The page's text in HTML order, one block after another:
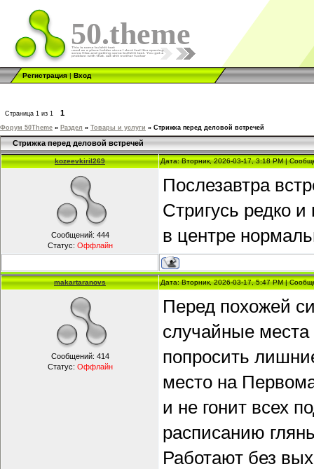
50.theme
Регистрация|Вход
Страница 1 из 1 1
Форум 50Theme » Раздел » Товары и услуги » Стрижка перед деловой встречей
Стрижка перед деловой встречей
kozeevkiril269 Дата: Вторник, 2026-03-17, 3:18 PM |
Сообщений: 444
Статус: Оффлайн
Послезавтра
Стригусь редко
в центре
makartaranovs Дата: Вторник, 2026-03-17, 5:47 PM |
Сообщений: 414
Статус: Оффлайн
Перед похожей
случайные места
попросить
место на
и не гонит всех
расписанию
Работают без